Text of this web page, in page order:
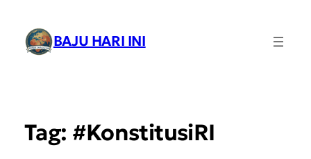
BAJU HARI INI
Tag: #KonstitusiRI